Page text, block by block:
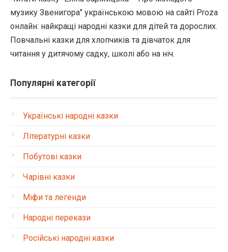
музику Звенигора" українською мовою на сайті Proza
онлайн: найкращі народні казки для дітей та дорослих.
Повчальні казки для хлопчиків та дівчаток для
читання у дитячому садку, школі або на ніч.
Популярні категорії
Українські народні казки
Літературні казки
Побутові казки
Чарівні казки
Міфи та легенди
Народні перекази
Російські народні казки